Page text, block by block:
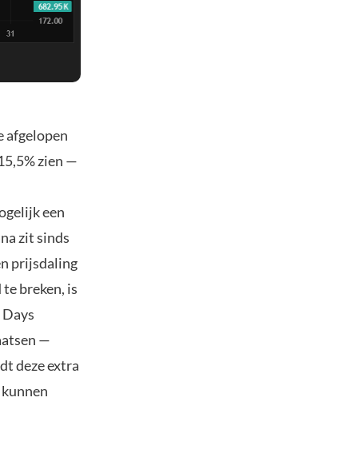
afgelopen
zien —
een
zit sinds
prijsdaling
breken, is
—
deze extra